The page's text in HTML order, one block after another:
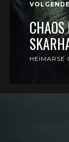
HEIMARSE